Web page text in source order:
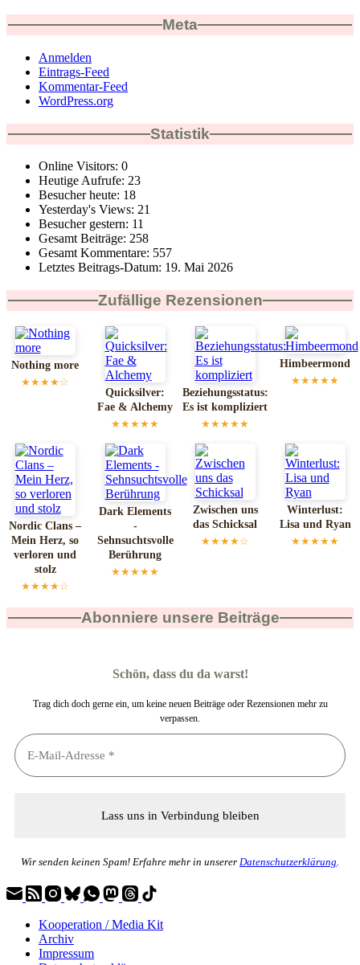
Meta
Anmelden
Eintrags-Feed
Kommentar-Feed
WordPress.org
Statistik
Online Visitors: 0
Heutige Aufrufe: 23
Besucher heute: 18
Yesterday's Views: 21
Besucher gestern: 11
Gesamt Beiträge: 258
Gesamt Kommentare: 557
Letztes Beitrags-Datum: 19. Mai 2026
Zufällige Rezensionen
Nothing more
★★★★☆
Quicksilver:
Fae & Alchemy
★★★★★
Beziehungsstatus:
Es ist kompliziert
★★★★★
Himbeermond
★★★★★
Nordic Clans –
Mein Herz, so
verloren und
stolz
★★★★☆
Dark Elements
-
Sehnsuchtsvolle
Berührung
★★★★★
Zwischen uns
das Schicksal
★★★★☆
Winterlust:
Lisa und Ryan
★★★★★
Abonniere unsere Beiträge
Schön, dass du da warst!
Trag dich doch gerne ein, um keine neuen Beiträge oder Rezensionen mehr zu
verpassen.
Wir senden keinen Spam! Erfahre mehr in unserer Datenschutzerklärung.
Kooperation / Media Kit
Archiv
Impressum